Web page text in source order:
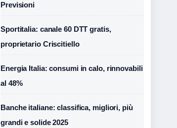
Previsioni
Sportitalia: canale 60 DTT gratis,
proprietario Criscitiello
Energia Italia: consumi in calo, rinnovabili
al 48%
Banche italiane: classifica, migliori, più
grandi e solide 2025